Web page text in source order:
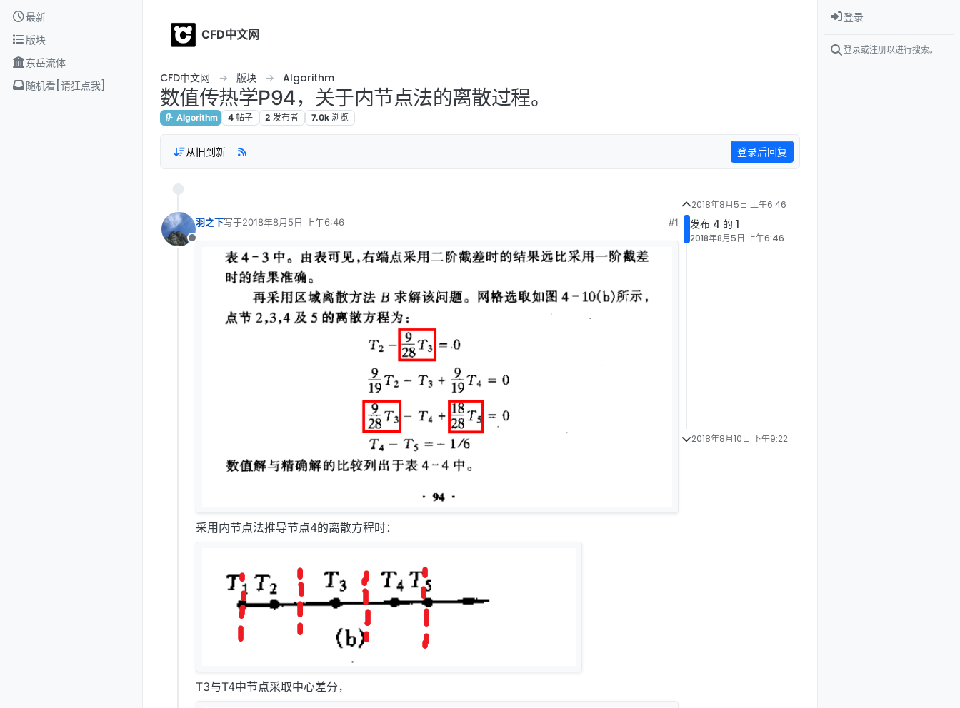
Skip to content
最新
版块
东岳流体
随机看[请狂点我]
CFD中文网
CFD中文网 版块 Algorithm
数值传热学P94，关于内节点法的离散过程。
Algorithm 4 帖子 2 发布者 7.0k 浏览
从旧到新 登录后回复
离线
羽之下写于2018年8月5日 上午6:46
最后由 编辑
#1
采用内节点法推导节点4的离散方程时：
T3与T4中节点采取中心差分，
2018年8月5日 上午6:46
发布 4 的 1
2018年8月5日 上午6:46
2018年8月10日 下午9:22
登录
登录或注册以进行搜索。